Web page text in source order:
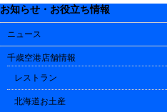
お知らせ・お役立ち情報
ニュース
千歳空港店舗情報
レストラン
北海道お土産